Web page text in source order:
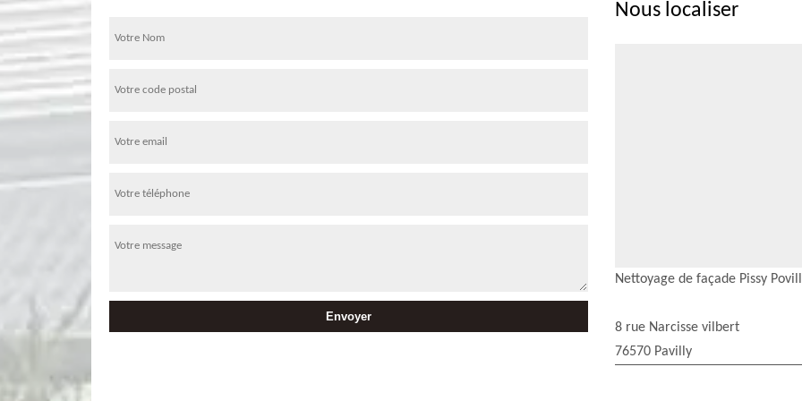
Nous localiser
Nettoyage de façade Pissy
8 rue Narcisse vilbert
76570 Pavilly